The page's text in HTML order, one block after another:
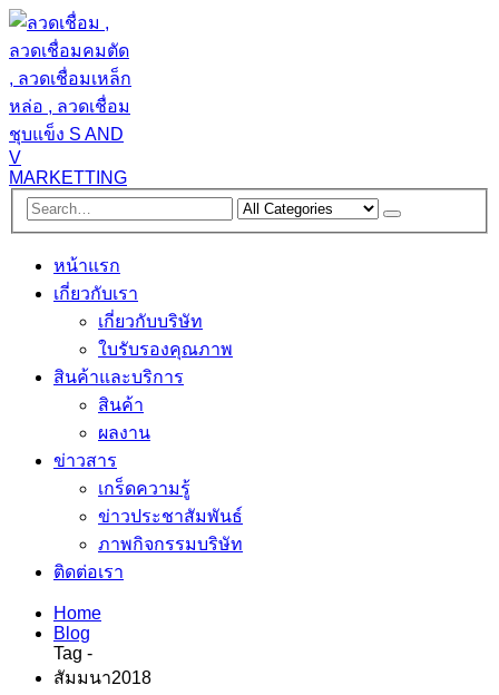
หน้าแรก
เกี่ยวกับเรา
เกี่ยวกับบริษัท
ใบรับรองคุณภาพ
สินค้าและบริการ
สินค้า
ผลงาน
ข่าวสาร
เกร็ดความรู้
ข่าวประชาสัมพันธ์
ภาพกิจกรรมบริษัท
ติดต่อเรา
Home
Blog
Tag -
สัมมนา2018